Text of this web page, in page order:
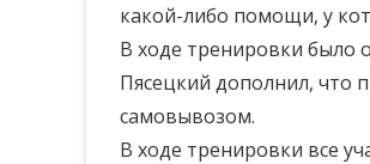
какой-либо помощи, у
В ходе тренировки было
Пясецкий дополнил, что
самовывозом.
В ходе тренировки все